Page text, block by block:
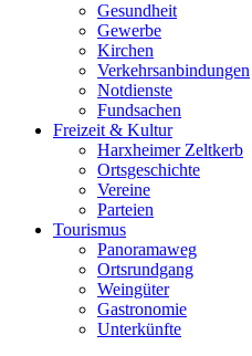
Gesundheit
Gewerbe
Kirchen
Verkehrsanbindungen
Notdienste
Fundsachen
Freizeit & Kultur
Harxheimer Zeltkerb
Ortsgeschichte
Vereine
Parteien
Tourismus
Panoramaweg
Ortsrundgang
Weingüter
Gastronomie
Unterkünfte